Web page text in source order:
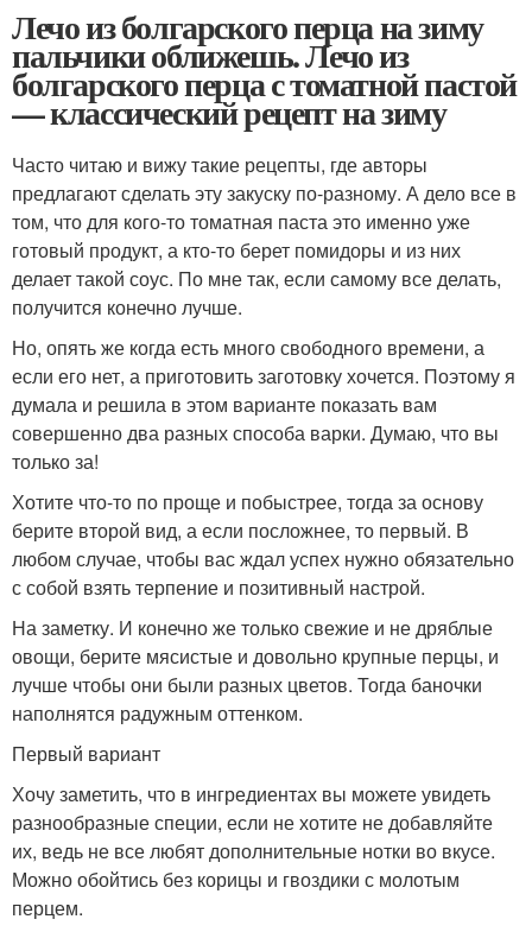
Лечо из болгарского перца на зиму
пальчики оближешь. Лечо из
болгарского перца с томатной пастой
— классический рецепт на зиму
Часто читаю и вижу такие рецепты, где авторы
предлагают сделать эту закуску по-разному. А дело все в
том, что для кого-то томатная паста это именно уже
готовый продукт, а кто-то берет помидоры и из них
делает такой соус. По мне так, если самому все делать,
получится конечно лучше.
Но, опять же когда есть много свободного времени, а
если его нет, а приготовить заготовку хочется. Поэтому я
думала и решила в этом варианте показать вам
совершенно два разных способа варки. Думаю, что вы
только за!
Хотите что-то по проще и побыстрее, тогда за основу
берите второй вид, а если посложнее, то первый. В
любом случае, чтобы вас ждал успех нужно обязательно
с собой взять терпение и позитивный настрой.
На заметку. И конечно же только свежие и не дряблые
овощи, берите мясистые и довольно крупные перцы, и
лучше чтобы они были разных цветов. Тогда баночки
наполнятся радужным оттенком.
Первый вариант
Хочу заметить, что в ингредиентах вы можете увидеть
разнообразные специи, если не хотите не добавляйте
их, ведь не все любят дополнительные нотки во вкусе.
Можно обойтись без корицы и гвоздики с молотым
перцем.